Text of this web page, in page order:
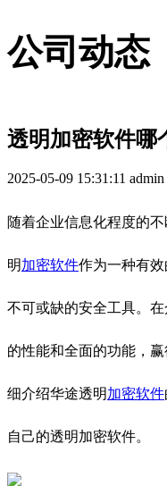
公司动态
透明加密软件哪
2025-05-09 15:31:11 admin
随着企业信息化程度的
明加密软件作为一种有
不可或缺的安全工具。在
的性能和全面的功能，
细介绍华途透明加密软件
自己的透明加密软件。